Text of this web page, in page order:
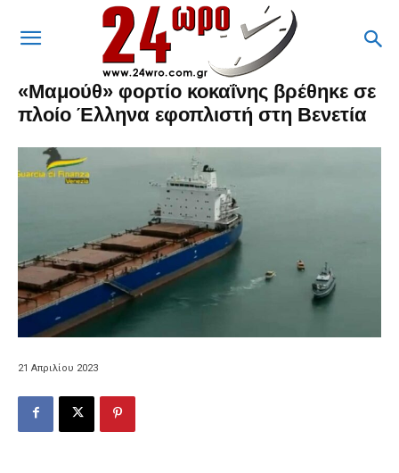
«Μαμούθ» φορτίο κοκαΐνης βρέθηκε σε
πλοίο Έλληνα εφοπλιστή στη Βενετία
21 Απριλίου 2023